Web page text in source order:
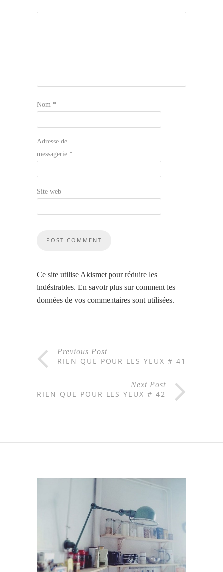
Nom *
Adresse de
messagerie *
Site web
Ce site utilise Akismet pour réduire les
indésirables. En savoir plus sur comment les
données de vos commentaires sont utilisées.
Previous Post
RIEN QUE POUR LES YEUX # 41
Next Post
RIEN QUE POUR LES YEUX # 42